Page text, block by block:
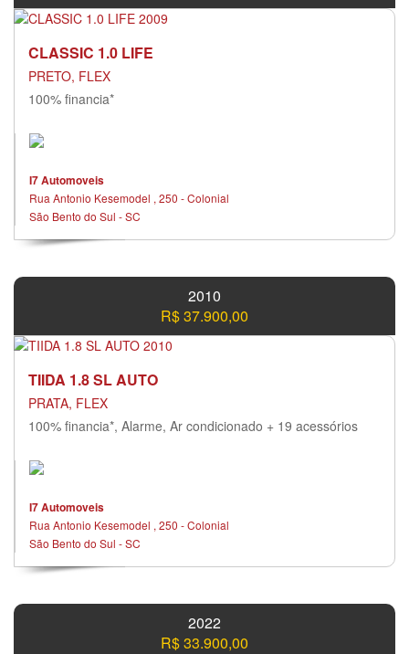
CLASSIC 1.0 LIFE
PRETO, FLEX
100% financia*
I7 Automoveis
Rua Antonio Kesemodel , 250 - Colonial
São Bento do Sul - SC
2010
R$ 37.900,00
TIIDA 1.8 SL AUTO
PRATA, FLEX
100% financia*, Alarme, Ar condicionado + 19 acessórios
I7 Automoveis
Rua Antonio Kesemodel , 250 - Colonial
São Bento do Sul - SC
2022
R$ 33.900,00